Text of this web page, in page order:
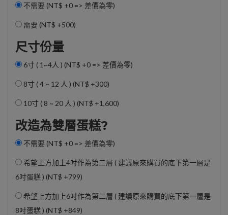
不需要 (NT$ +0 => 差價為零)
需要 (NT$ +500)
尺寸份量
6寸 ( 1~4人 ) (NT$ +0 => 差價為零)
8寸 ( 4 ~ 12 人 ) (NT$ +300)
10寸 ( 8 ~ 20 人 ) (NT$ +1,600)
改造為雙層蛋糕?
不需要 (NT$ +0 => 差價為零)
希望上方加上4吋作為第二層 ( 建議原來購買的底下第一層是
6吋蛋糕 ) (NT$ +799)
希望上方加上6吋作為第二層 ( 建議原來購買的底下第一層是
8吋蛋糕 ) (NT$ +849)